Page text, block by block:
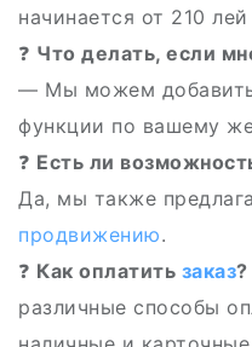
начинается от 210 лей
❓ Что делать, если
— Мы можем
функции по вашему
❓ Есть ли
Да, мы также
продвижению.
❓ Как оплатить заказ?
различные способы